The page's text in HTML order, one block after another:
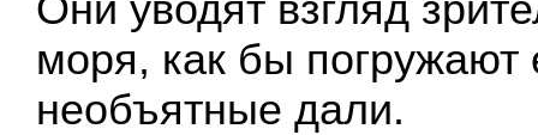
моря, как бы погружают
необъятные дали.